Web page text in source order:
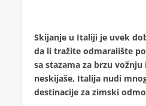
Skijanje u Italiji je uvek
da li tražite odmaralište
sa stazama za brzu
neskijaše, Italija nudi
destinacije za zimski